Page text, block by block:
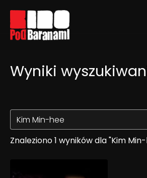
Linki ułatwień
Wyniki
Znaleziono 1 wyników dla "Kim